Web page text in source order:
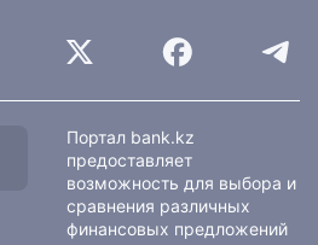
Портал bank.kz
предоставляет
возможность для выбора и
сравнения различных
финансовых предложений